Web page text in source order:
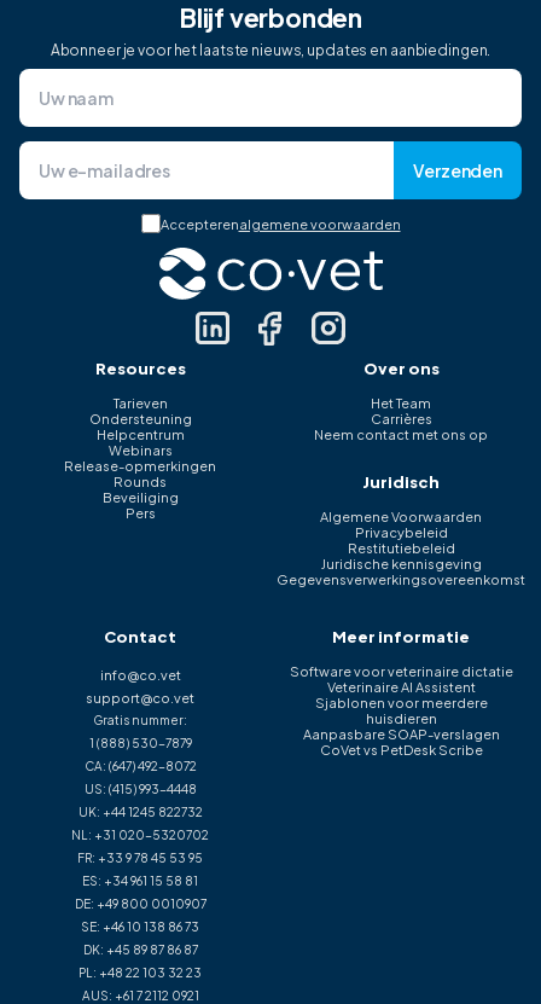
Blijf verbonden
Abonneer je voor het laatste nieuws, updates en aanbiedingen.
Verzenden
Accepterenalgemene voorwaarden
Resources
Tarieven
Ondersteuning
Helpcentrum
Webinars
Release-opmerkingen
Rounds
Beveiliging
Pers
Over ons
Het Team
Carrières
Neem contact met ons op
Juridisch
Algemene Voorwaarden
Privacybeleid
Restitutiebeleid
Juridische kennisgeving
Gegevensverwerkingsovereenkomst
Contact
info@co.vet
support@co.vet
Gratis nummer:
1 (888) 530-7879
CA: (647) 492-8072
US: (415) 993-4448
UK: +44 1245 822732
NL: +31 020-5320702
FR: +33 9 78 45 53 95
ES: +34 961 15 58 81
DE: +49 800 0010907
SE: +46 10 138 86 73
DK: +45 89 87 86 87
PL: +48 22 103 32 23
AUS: +61 7 2112 0921
Meer informatie
Software voor veterinaire dictatie
Veterinaire AI Assistent
Sjablonen voor meerdere
huisdieren
Aanpasbare SOAP-verslagen
CoVet vs PetDesk Scribe